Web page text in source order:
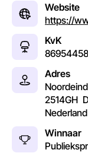
Website
https://
KvK
86954458
Adres
2514GH
Nederland
Winnaar